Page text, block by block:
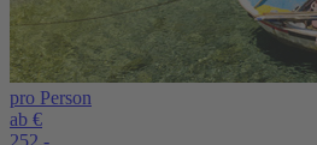
pro Person
ab €